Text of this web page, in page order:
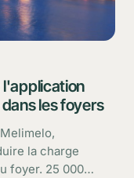
l'application
les foyers
la charge
foyer. 25 000